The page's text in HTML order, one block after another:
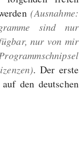
(Ausnahme:
sind nur
nur von mir
. Der erste
den deutschen
für
Vermögenssteuer
ist der
Taler ist,